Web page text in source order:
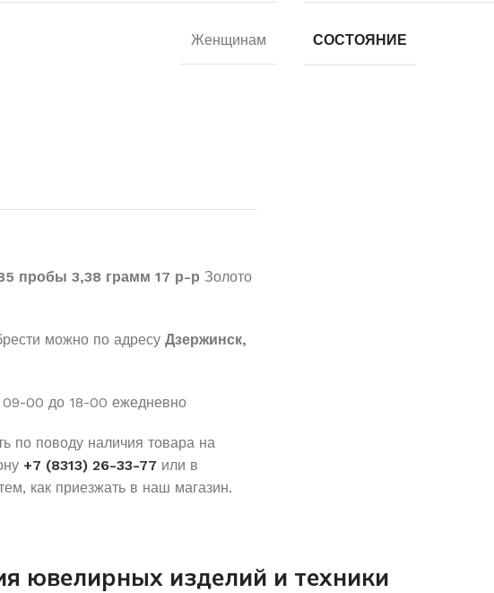
Женщинам СОСТОЯНИЕ
пробы 3,38 грамм 17 р-р Золото
можно по адресу Дзержинск,
09-00 до 18-00 ежедневно
по поводу наличия товара на
+7 (8313) 26-33-77 или в
как приезжать в наш магазин.
ювелирных изделий и техники